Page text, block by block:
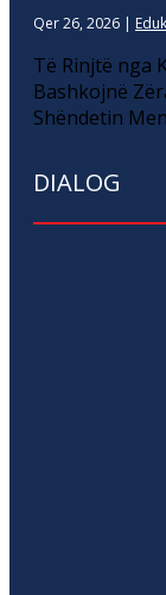
Qer 26, 2026 |
Të Rinjtë nga
Bashkojnë
Shëndetin
DIALOG